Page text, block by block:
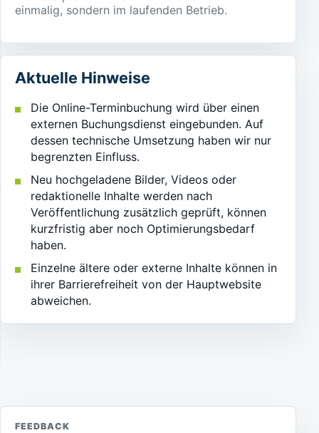
einmalig, sondern im laufenden Betrieb.
Aktuelle Hinweise
Die Online-Terminbuchung wird über einen
externen Buchungsdienst eingebunden. Auf
dessen technische Umsetzung haben wir nur
begrenzten Einfluss.
Neu hochgeladene Bilder, Videos oder
redaktionelle Inhalte werden nach
Veröffentlichung zusätzlich geprüft, können
kurzfristig aber noch Optimierungsbedarf
haben.
Einzelne ältere oder externe Inhalte können in
ihrer Barrierefreiheit von der Hauptwebsite
abweichen.
FEEDBACK